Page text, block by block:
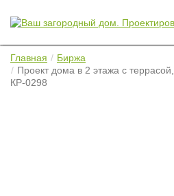
Главная
Биржа
Проект дома в 2 этажа с
КР-0298